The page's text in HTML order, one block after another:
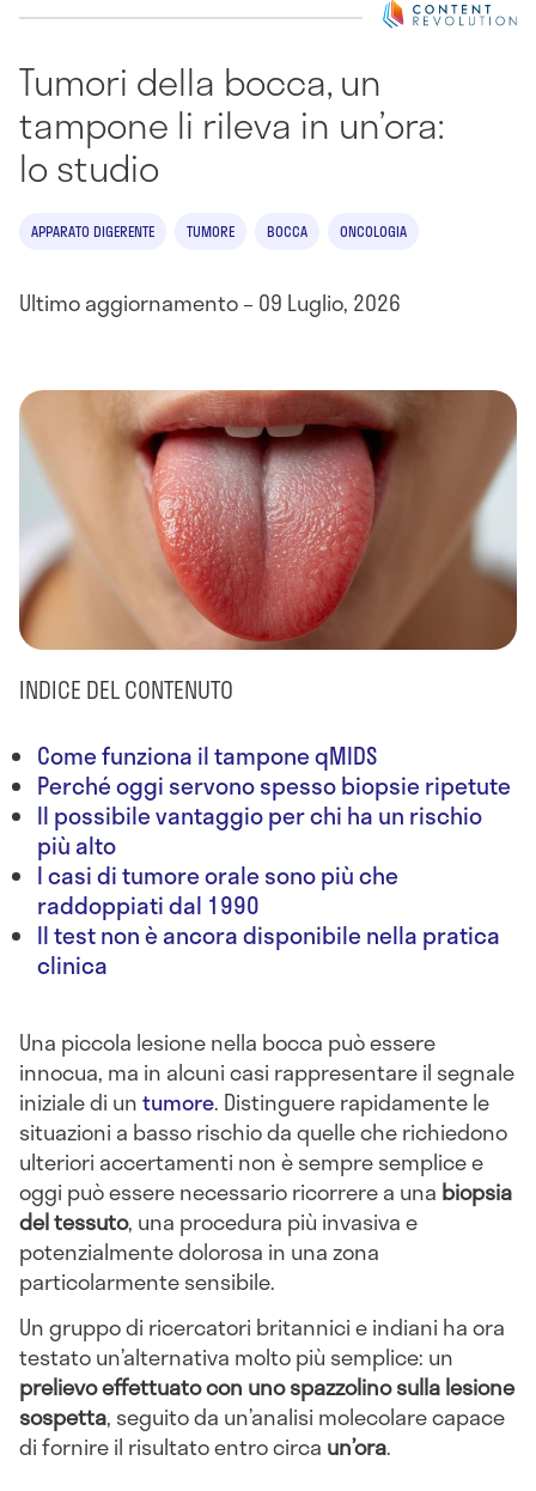
Tumori della bocca, un
tampone li rileva in un’ora:
lo studio
APPARATO DIGERENTE TUMORE BOCCA ONCOLOGIA
Ultimo aggiornamento – 09 Luglio, 2026
INDICE DEL CONTENUTO
Come funziona il tampone qMIDS
Perché oggi servono spesso biopsie ripetute
Il possibile vantaggio per chi ha un rischio
più alto
I casi di tumore orale sono più che
raddoppiati dal 1990
Il test non è ancora disponibile nella pratica
clinica
Una piccola lesione nella bocca può essere
innocua, ma in alcuni casi rappresentare il segnale
iniziale di untumore. Distinguere rapidamente le
situazioni a basso rischio da quelle che richiedono
ulteriori accertamenti non è sempre semplice e
oggi può essere necessario ricorrere a una biopsia
del tessuto, una procedura più invasiva e
potenzialmente dolorosa in una zona
particolarmente sensibile.
Un gruppo di ricercatori britannici e indiani ha ora
testato un’alternativa molto più semplice: un
prelievo effettuato con uno spazzolino sulla lesione
sospetta, seguito da un’analisi molecolare capace
di fornire il risultato entro circa un’ora.